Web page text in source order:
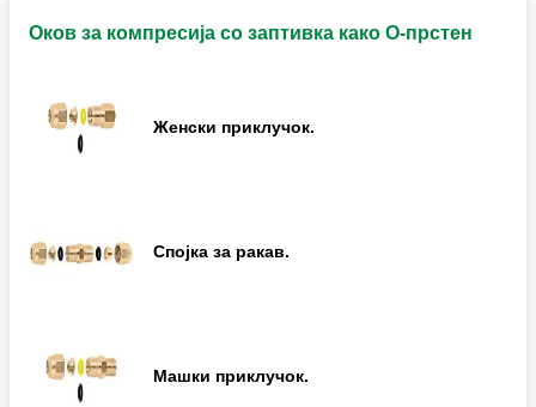
Лактен приклучок.
Оков за компресија со заптивка како O-прстен
Женски приклучок.
Спојка за ракав.
Машки приклучок.